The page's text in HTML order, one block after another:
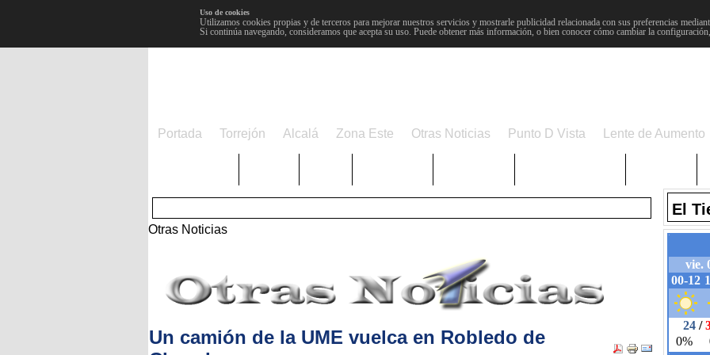
Uso de cookies
Utilizamos cookies propias y de terceros para mejorar nuestros servicios y mostrarle publicidad relacionada con sus preferencias
Si continúa navegando, consideramos que acepta su uso. Puede obtener más información, o bien conocer cómo cambiar la
Portada Torrejón Alcalá Zona Este Otras Noticias Punto D Vista Lente de Aumento
Otras Noticias
Un camión de la UME vuelca en Robledo de
El